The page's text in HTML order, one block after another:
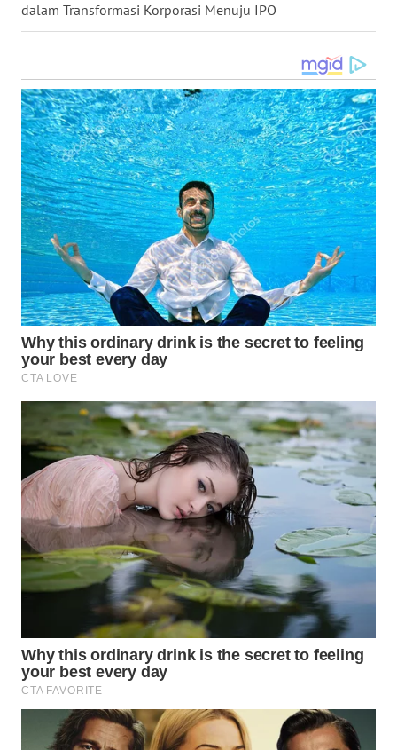
dalam Transformasi Korporasi Menuju IPO
WN
WN
LABUHANBATU
WN
TAPANULI
TENGAH
WN DELI
SERDANG
WN
TEBING
TINGGI
PAKPAK
WN
KARAWANG
WN
BEKASI
WN
WN
DEPOK
WN
TAPANULI